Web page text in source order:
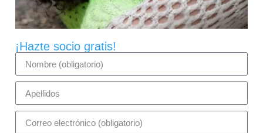
¡Hazte socio gratis!